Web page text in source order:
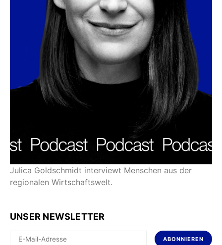
Julica Goldschmidt interviewt Menschen aus der
regionalen Wirtschaftswelt.
UNSER NEWSLETTER
ABONNIEREN